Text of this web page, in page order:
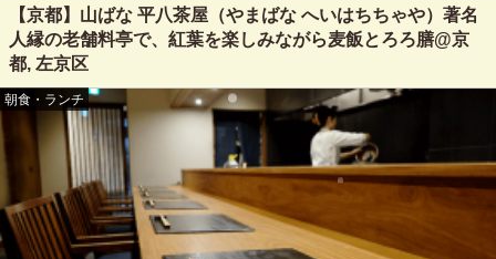
【京都】山ばな 平八茶屋（やまばな へいはちちゃや）著名
人縁の老舗料亭で、紅葉を楽しみながら麦飯とろろ膳@京
都, 左京区
朝食・ランチ